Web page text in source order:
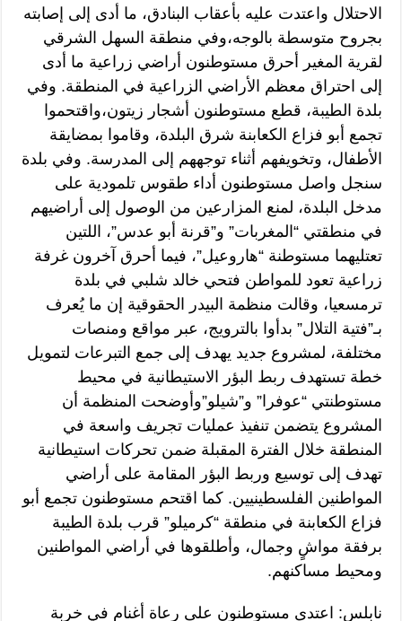
الاحتلال واعتدت عليه بأعقاب البنادق، ما أدى إلى إصابته
بجروح متوسطة بالوجه،وفي منطقة السهل الشرقي
لقرية المغير أحرق مستوطنون أراضي زراعية ما أدى
إلى احتراق معظم الأراضي الزراعية في المنطقة. وفي
بلدة الطيبة، قطع مستوطنون أشجار زيتون،واقتحموا
تجمع أبو فزاع الكعابنة شرق البلدة، وقاموا بمضايقة
الأطفال، وتخويفهم أثناء توجههم إلى المدرسة. وفي بلدة
سنجل واصل مستوطنون أداء طقوس تلمودية على
مدخل البلدة، لمنع المزارعين من الوصول إلى أراضيهم
في منطقتي “المغربات” و”قرنة أبو عدس”، اللتين
تعتليهما مستوطنة “هاروعيل”، فيما أحرق آخرون غرفة
زراعية تعود للمواطن فتحي خالد شلبي في بلدة
ترمسعيا، وقالت منظمة البيدر الحقوقية إن ما يُعرف
بـ”فتية التلال” بدأوا بالترويج، عبر مواقع ومنصات
مختلفة، لمشروع جديد يهدف إلى جمع التبرعات لتمويل
خطة تستهدف ربط البؤر الاستيطانية في محيط
مستوطنتي “عوفرا” و”شيلو”وأوضحت المنظمة أن
المشروع يتضمن تنفيذ عمليات تجريف واسعة في
المنطقة خلال الفترة المقبلة ضمن تحركات استيطانية
تهدف إلى توسيع وربط البؤر المقامة على أراضي
المواطنين الفلسطينيين. كما اقتحم مستوطنون تجمع أبو
فزاع الكعابنة في منطقة “كرميلو” قرب بلدة الطيبة
برفقة مواشٍ وجمال، وأطلقوها في أراضي المواطنين
ومحيط مساكنهم.
نابلس: اعتدى مستوطنون على رعاة أغنام في خربة